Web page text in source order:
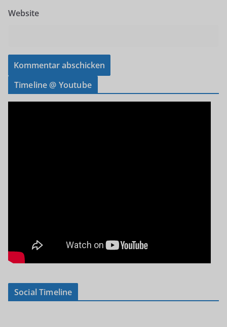
Website
Timeline @ Youtube
Social Timeline